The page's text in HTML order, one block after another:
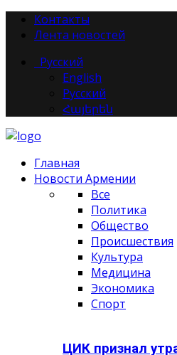
Контакты
Лента новостей
Русский
English
Русский
Հայերեն
Главная
Новости Армении
Все
Политика
Общество
Происшествия
Культура
Медицина
Экономика
Спорт
ЦИК признал